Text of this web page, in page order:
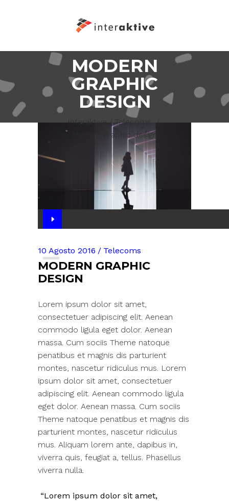
MODERN
GRAPHIC
DESIGN
Interaktive/ Telecoms
/
Modern graphic design
Audio
Player
10 Agosto 2016 Telecoms
MODERN GRAPHIC
DESIGN
Lorem ipsum dolor sit amet,
consectetuer adipiscing elit. Aenean
commodo ligula eget dolor. Aenean
massa. Cum sociis Theme natoque
penatibus et magnis dis parturient
montes, nascetur ridiculus mus. Lorem
ipsum dolor sit amet, consectetuer
adipiscing elit. Aenean commodo ligula
eget dolor. Aenean massa. Cum sociis
Theme natoque penatibus et magnis dis
parturient montes, nascetur ridiculus
mus. Aliquam lorem ante, dapibus in,
viverra quis, feugiat a, tellus. Phasellus
viverra nulla.
Lorem ipsum dolor sit amet,